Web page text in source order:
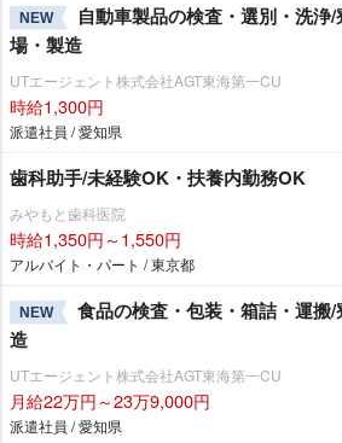
NEW
自動車製品の検査・選別・洗浄
場・製造
UTエージェント株式会社AGT東海第一CU
時給1,300円
派遣社員 / 愛知県
歯科助手/未経験OK・扶養内勤務OK
みやもと歯科医院
時給1,350円～1,550円
アルバイト・パート / 東京都
NEW
食品の検査・包装・箱詰・運搬
造
UTエージェント株式会社AGT東海第一CU
月給22万円～23万9,000円
派遣社員 / 愛知県